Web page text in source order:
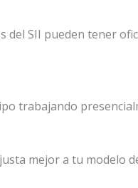
SII pueden tener
trabajando
mejor a tu modelo